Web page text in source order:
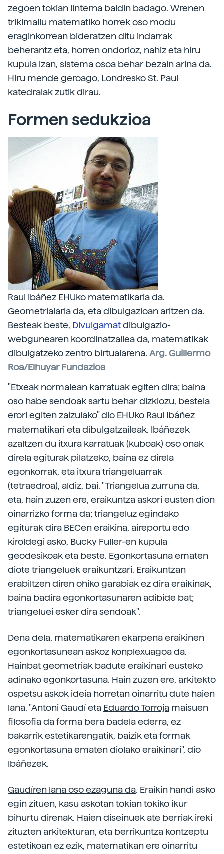
zegoen tokian linterna baldin badago. Wrenen
trikimailu matematiko horrek oso modu
eraginkorrean bideratzen ditu indarrak
beherantz eta, horren ondorioz, nahiz eta hiru
kupula izan, sistema osoa behar bezain arina da.
Hiru mende geroago, Londresko St. Paul
katedralak zutik dirau.
Formen sedukzioa
Raul Ibáñez EHUko matematikaria da.
Geometrialaria da, eta dibulgazioan aritzen da.
Besteak beste, Divulgamatdibulgazio-
webgunearen koordinatzailea da, matematikak
dibulgatzeko zentro birtualarena. Arg. Guillermo
Roa/Elhuyar Fundazioa
"Etxeak normalean karratuak egiten dira; baina
oso habe sendoak sartu behar dizkiozu, bestela
erori egiten zaizulako" dio EHUko Raul Ibáñez
matematikari eta dibulgatzaileak. Ibáñezek
azaltzen du itxura karratuak (kuboak) oso onak
direla egiturak pilatzeko, baina ez direla
egonkorrak, eta itxura triangeluarrak
(tetraedroa), aldiz, bai. "Triangelua zurruna da,
eta, hain zuzen ere, eraikuntza askori eusten dion
oinarrizko forma da; triangeluz egindako
egiturak dira BECen eraikina, aireportu edo
kiroldegi asko, Bucky Fuller-en kupula
geodesikoak eta beste. Egonkortasuna ematen
diote triangeluek eraikuntzari. Eraikuntzan
erabiltzen diren ohiko garabiak ez dira eraikinak,
baina badira egonkortasunaren adibide bat;
triangeluei esker dira sendoak".
Dena dela, matematikaren ekarpena eraikinen
egonkortasunean askoz konplexuagoa da.
Hainbat geometriak badute eraikinari eusteko
adinako egonkortasuna. Hain zuzen ere, arkitekto
ospetsu askok ideia horretan oinarritu dute haien
lana. "Antoni Gaudí eta Eduardo Torroja maisuen
filosofia da forma bera badela ederra, ez
bakarrik estetikarengatik, baizik eta formak
egonkortasuna ematen diolako eraikinari", dio
Ibáñezek.
Gaudíren lana oso ezaguna da. Eraikin handi asko
egin zituen, kasu askotan tokian tokiko ikur
bihurtu direnak. Haien diseinuek ate berriak ireki
zituzten arkitekturan, eta berrikuntza kontzeptu
estetikoan ez ezik, matematikan ere oinarritu